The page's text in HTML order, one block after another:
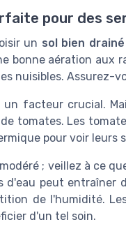
pour des
un sol bien drainé
bonne aération aux
nuisibles. Assurez-
facteur crucial.
tomates. Les
pour voir leurs
; veillez à ce
d'eau peut entraîner
de l'humidité.
d'un tel soin.